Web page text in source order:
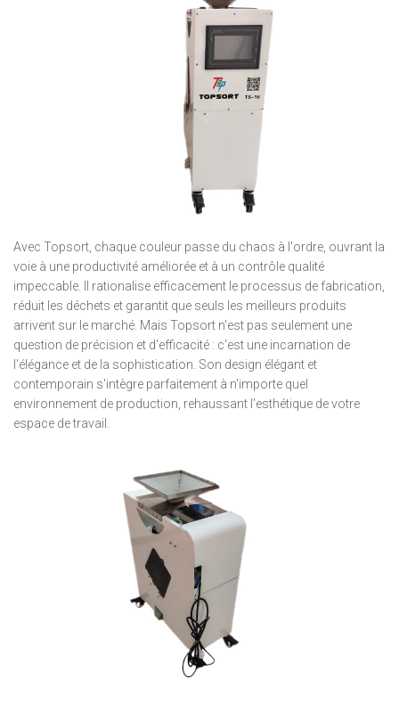
Avec Topsort, chaque couleur passe du chaos à l'ordre, ouvrant la
voie à une productivité améliorée et à un contrôle qualité
impeccable. Il rationalise efficacement le processus de fabrication,
réduit les déchets et garantit que seuls les meilleurs produits
arrivent sur le marché. Mais Topsort n'est pas seulement une
question de précision et d'efficacité : c'est une incarnation de
l'élégance et de la sophistication. Son design élégant et
contemporain s'intègre parfaitement à n'importe quel
environnement de production, rehaussant l'esthétique de votre
espace de travail.